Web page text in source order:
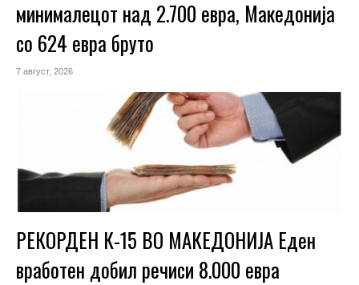
минималецот над 2.700 евра, Македонија
со 624 евра бруто
7 август, 2026
РЕКОРДЕН К-15 ВО МАКЕДОНИЈА Еден
вработен добил речиси 8.000 евра